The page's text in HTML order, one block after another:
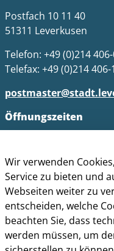
Postfach 10 11 40
51311 Leverkusen
Telefon: +49 (0)214
Telefax: +49 (0)214
Öffnungszeiten
(telefonische
Montag bis
Freitag: 8.30 Uhr bis
Impressum
Datenschutz
Wir verwenden
Service zu bieten und
Webseiten weiter zu
entscheiden, welche
beachten Sie, dass
werden müssen, um